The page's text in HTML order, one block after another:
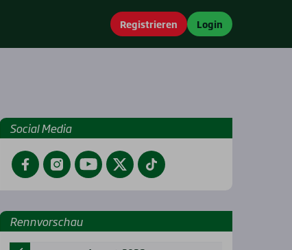
Registrieren Login
Social Media
FacebookInstagramYouTubeTwitterTikTok
Renn­vor­schau